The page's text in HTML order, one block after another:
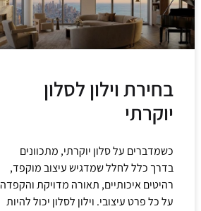
בחירת וילון לסלון
יוקרתי
כשמדברים על סלון יוקרתי, מתכוונים
בדרך כלל לחלל שמדגיש עיצוב מוקפד,
רהיטים איכותיים, תאורה מדויקת והקפדה
על כל פרט עיצובי. וילון לסלון יכול להיות